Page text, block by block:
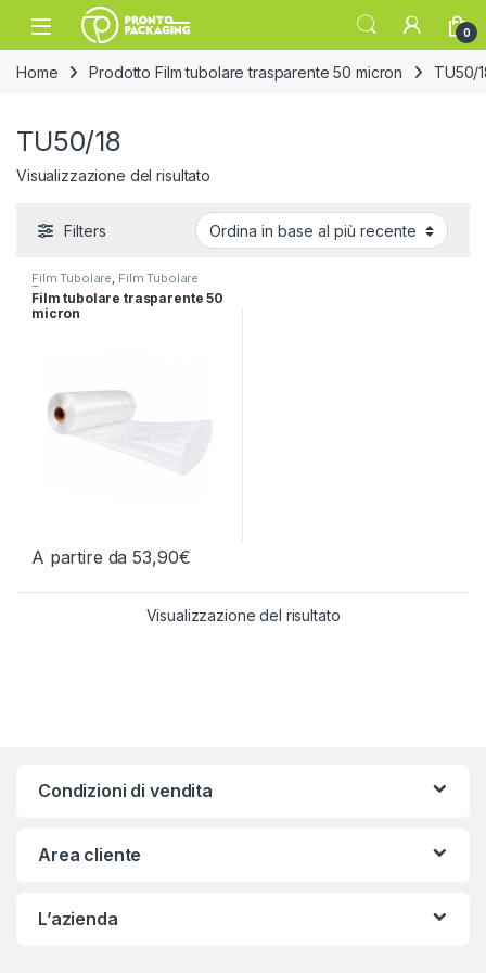
Skip to navigation
Skip to content
Open 0
Home Prodotto Film tubolare trasparente 50 micron TU50/
TU50/18
Visualizzazione del risultato
Filters
Film Tubolare, Film Tubolare
Trasparente
Film tubolare trasparente 50
micron
A partire da53,90€
Questo prodotto ha più varianti. Le opzioni possono essere
Visualizzazione del risultato
Condizioni di vendita
Area cliente
L’azienda